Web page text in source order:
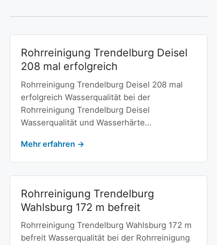
Rohrreinigung Trendelburg Deisel
208 mal erfolgreich
Rohrreinigung Trendelburg Deisel 208 mal
erfolgreich Wasserqualität bei der
Rohrreinigung Trendelburg Deisel
Wasserqualität und Wasserhärte…
Mehr erfahren →
Rohrreinigung Trendelburg
Wahlsburg 172 m befreit
Rohrreinigung Trendelburg Wahlsburg 172 m
befreit Wasserqualität bei der Rohrreinigung